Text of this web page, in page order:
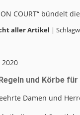
ON COURT“ bündelt
aller Artikel |
2020
und Körbe
Damen und